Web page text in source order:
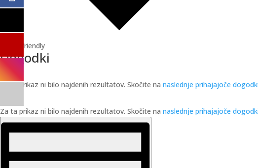
Queer friendly
Dogodki
Za ta prikaz ni bilo najdenih rezultatov. Skočite na naslednje prihajajoče dogodki
Za ta prikaz ni bilo najdenih rezultatov. Skočite na naslednje prihajajoče dogodki
Pogledi
Navigacija
Dogodek
Pogledi